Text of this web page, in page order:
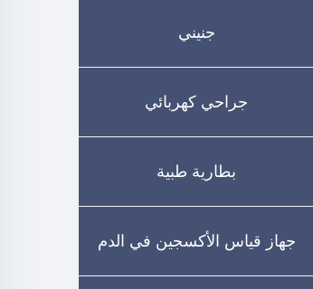
جنيني
جراحي كهربائي
بطارية طبية
جهاز قياس الأكسجين في الدم